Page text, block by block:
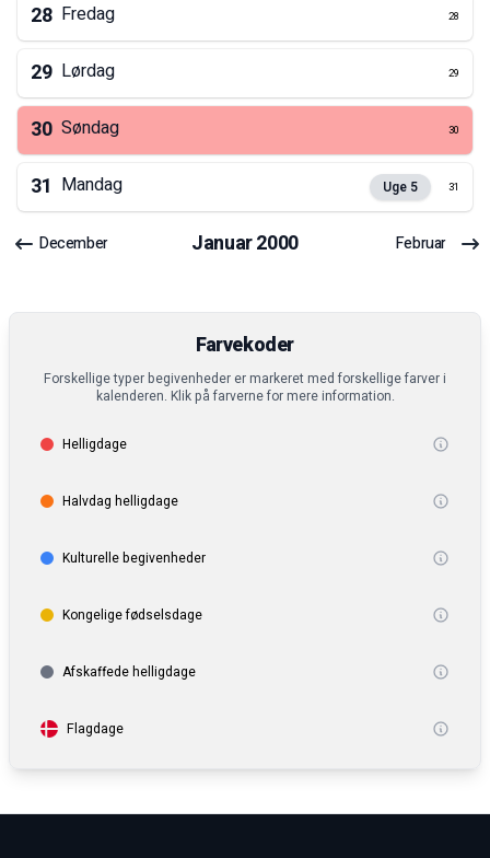
28 Fredag 28
29 Lørdag 29
30 Søndag 30
31 Mandag Uge 5 31
December Januar2000 Februar
Farvekoder
Forskellige typer begivenheder er markeret med forskellige farver i
kalenderen. Klik på farverne for mere information.
Helligdage
Halvdag helligdage
Kulturelle begivenheder
Kongelige fødselsdage
Afskaffede helligdage
Flagdage